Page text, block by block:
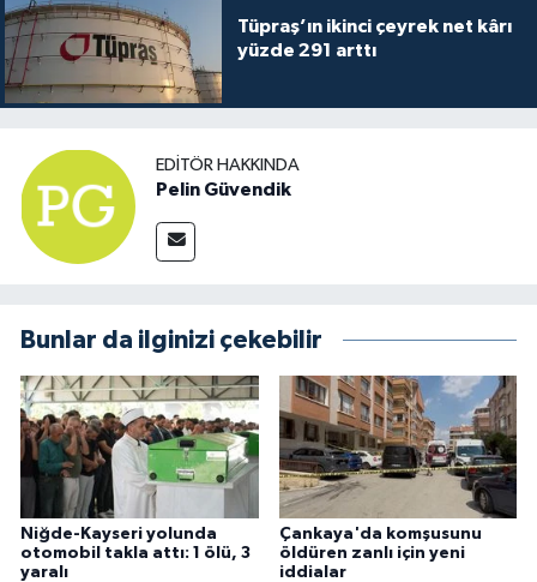
Tüpraş’ın ikinci çeyrek net kârı
yüzde 291 arttı
EDITÖR HAKKINDA
Pelin Güvendik
Bunlar da ilginizi çekebilir
Niğde-Kayseri yolunda
otomobil takla attı: 1 ölü, 3
yaralı
Çankaya'da komşusunu
öldüren zanlı için yeni
iddialar